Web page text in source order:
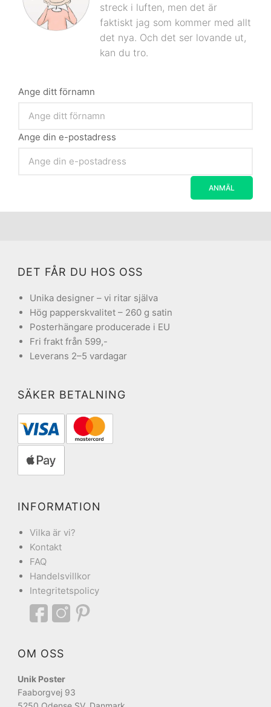
streck i luften, men det är
faktiskt jag som kommer med allt
det nya. Och det ser lovande ut,
kan du tro.
Ange ditt förnamn
Ange din e-postadress
DET FÅR DU HOS OSS
Unika designer – vi ritar själva
Hög papperskvalitet – 260 g satin
Posterhängare producerade i EU
Fri frakt från 599,-
Leverans 2–5 vardagar
SÄKER BETALNING
INFORMATION
Vilka är vi?
Kontakt
FAQ
Handelsvillkor
Integritetspolicy
OM OSS
Unik Poster
Faaborgvej 93